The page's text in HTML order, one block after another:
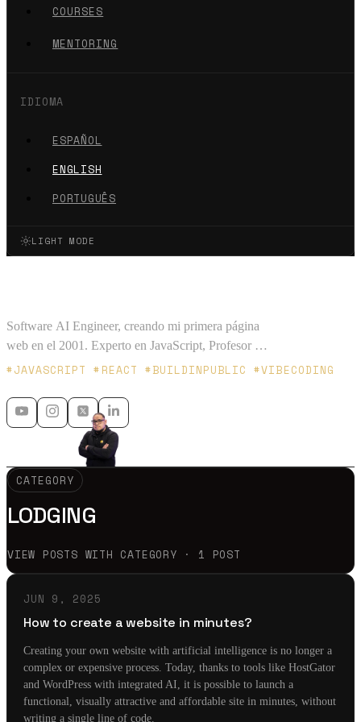
COURSES
MENTORING
IDIOMA
ESPAÑOL
ENGLISH
PORTUGUÊS
LIGHT MODE
Software AI Engineer, creando mi primera página
web en el 2001. Experto en JavaScript, Profesor en
Platzi y Microsoft MVP - 🇲🇽 🇨🇴
#JAVASCRIPT #REACT #BUILDINPUBLIC #VIBECODING
CATEGORY
LODGING
VIEW POSTS WITH CATEGORY · 1 POST
JUN 9, 2025
How to create a website in minutes?
Creating your own website with artificial intelligence is no longer a
complex or expensive process. Today, thanks to tools like HostGator
and WordPress with integrated AI, it is possible to launch a
functional, visually attractive and affordable site in minutes, without
writing a single line of code.